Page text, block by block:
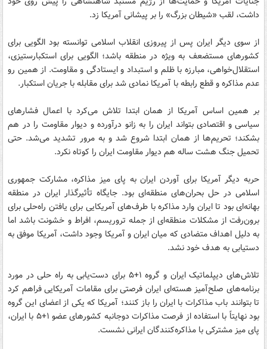
داشت، لقب «شیطان بزرگ» را بر پیشانی آمریکا زد.
از سوی دیگر ایران پس از پیروزی انقلاب اسلامی توانسته بود الگویی برای
کشورهای مستضعف به ویژه در منطقه باشد؛ الگویی برای استکبارستیزی،
استقلال‌خواهی، مبارزه با ظلم و استبداد و ایستادگی و مقاومت. از همین رو
عدم مذاکره و قطع رابطه با آمریکا نمادی شد برای مقابله با جریان استکبار.
بر همین اساس آمریکا از همان ابتدا تلاش می‌کرد با اعمال فشارهای
سیاسی و اقتصادی بتواند ایران را به زانو درآورده و دیوار مقاومت را در هم
بشکند؛ تحریم‌ها از همان ابتدا شروع شد و به مرور تشدید می‌شد. حتی
تحمیل جنگ هشت ساله هم دیوار مقاومت ایران را کوتاه نکرد.
حربه دیگر آمریکا برای آوردن ایران به پای میز مذاکره، مشارکت جمهوری
اسلامی در حل بحران‌های منطقه‌ای بود. جایگاه تأثیرگذار ایران در منطقه
بهانه‌ای بود تا ایران وارد مذاکره با طرف‌های آمریکایی برای یافتن راه‌حلی برای
برون‌رفت از مشکلات منطقه‌ای از جمله تروریسم، افراط و خشونت باشد اما
به دلیل اهداف متضادی که میان ایران و آمریکا وجود داشت، آمریکا موفق به
دستیابی به هدف خود نشد.
تلاش‌های دیپلماتیک ایران و گروه ۱+۵ برای دست‌یابی به راه حلی در مورد
برنامه‌های صلح‌آمیز هسته‌ای ایران فرصتی برای مقامات آمریکایی فراهم کرد
تا بتوانند باب مذاکرات با ایران را باز کنند؛ آمریکا که یکی از اعضای این گروه
بود نهایتاً با استفاده از فرصت مذاکرات دوجانبه کشورهای عضو ۱+۵ با ایران،
پای میز مشترکی با مذاکره‌کنندگان ایرانی نشست.